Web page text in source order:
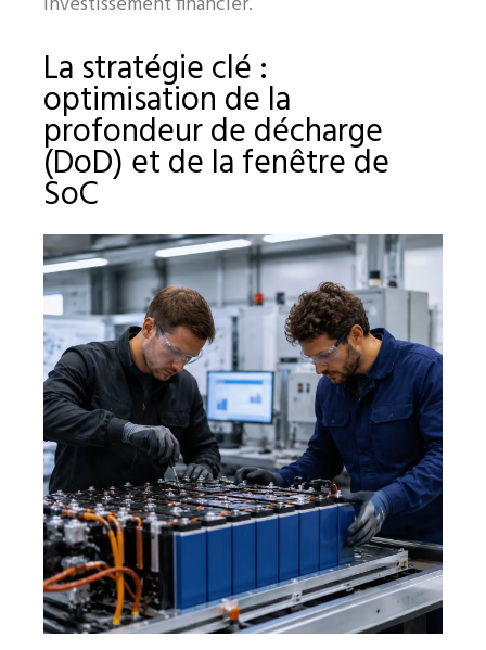
La stratégie clé :
optimisation de la
profondeur de décharge
(DoD) et de la fenêtre de
SoC